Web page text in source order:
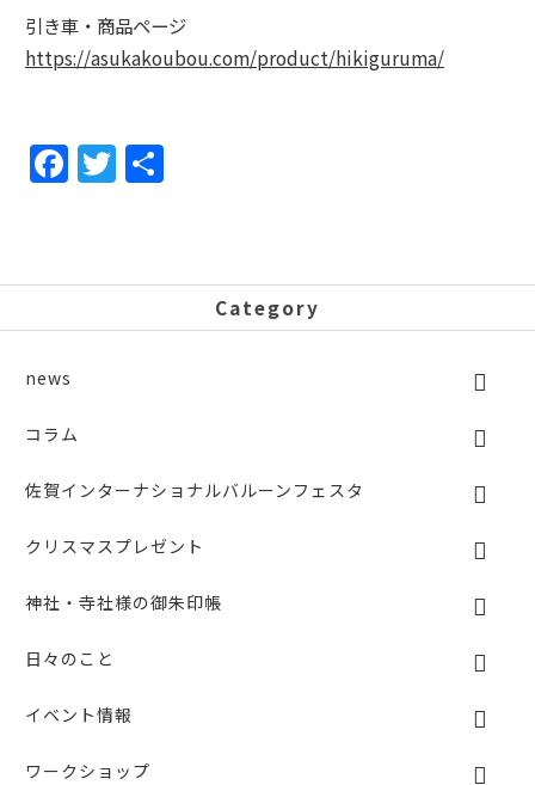
引き車・商品ページ
https://asukakoubou.com/product/hikiguruma/
F
a
e
b
o
k
T
w
er
Category
news
コラム
佐賀インターナショナルバルーンフェスタ
クリスマスプレゼント
神社・寺社様の御朱印帳
日々のこと
イベント情報
ワークショップ